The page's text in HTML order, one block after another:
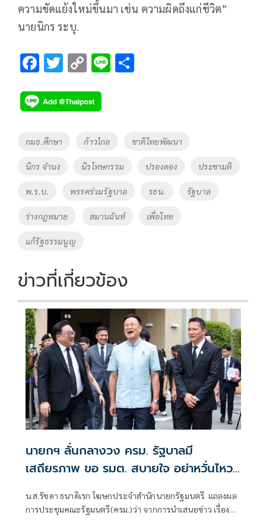
ความขัดแย้งใหม่ขึ้นมา เช่น ความผิดถึงแก่ชีวิต”
นายนิกร ระบุ.
F
e
b
o
o
k
T
tt
er
C
p
y
Li
n
k
Li
Tags
กมธ.ศึกษา ก้าวไกล ชาติไทยพัฒนา
นิกร จำนง นิรโทษกรรม ปรองดอง ประชามติ
พ.ร.บ. พรรคร่วมรัฐบาล รธน. รัฐบาล
ร่างกฎหมาย สมานฉันท์ เพื่อไทย
แก้รัฐธรรมนูญ
ข่าวที่เกี่ยวข้อง
นายกฯ ลั่นกลางวง ครม. รัฐบาลมี
เสถียรภาพ ขอ รมต. สบายใจ อย่าหวั่นไหว
น.ส.รัชดา ธนาดิเรก โฆษกประจำสำนักนายกรัฐมนตรี แถลงผล
การประชุมคณะรัฐมนตรี(ครม.)ว่า จากการนำเสนอข่าว เรื่อง